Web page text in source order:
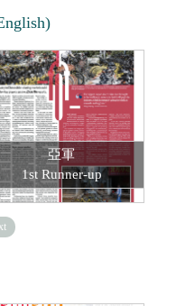
亞軍
1st Runner-up